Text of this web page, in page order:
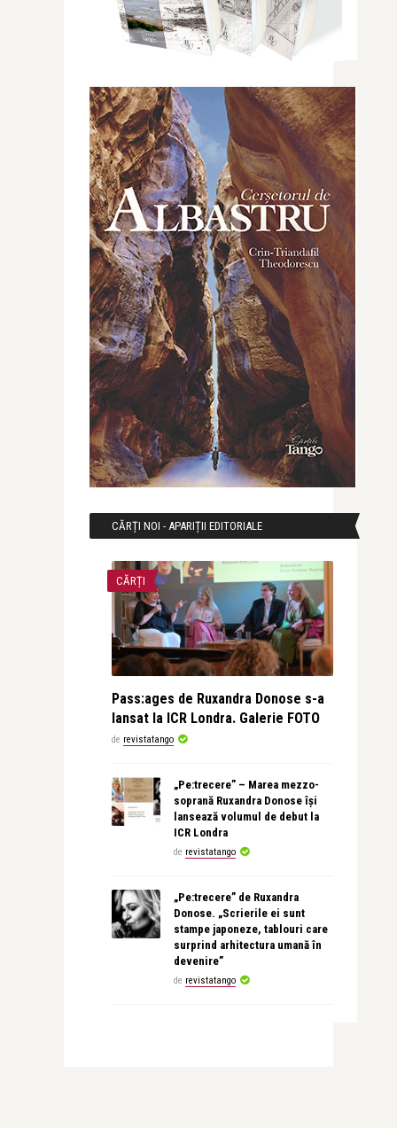
CĂRȚI NOI - APARIȚII EDITORIALE
CĂRȚI
Pass:ages de Ruxandra Donose s-a
lansat la ICR Londra. Galerie FOTO
de revistatango
„Pe:trecere” – Marea mezzo-
soprană Ruxandra Donose își
lansează volumul de debut la
ICR Londra
de revistatango
„Pe:trecere” de Ruxandra
Donose. „Scrierile ei sunt
stampe japoneze, tablouri care
surprind arhitectura umană în
devenire”
de revistatango